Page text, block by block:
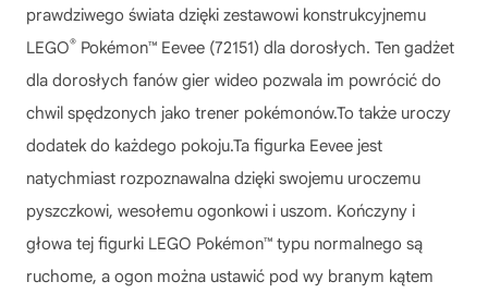
prawdziwego świata dzięki zestawowi konstrukcyjnemu
LEGO® Pokémon™ Eevee (72151) dla dorosłych. Ten gadżet
dla dorosłych fanów gier wideo pozwala im powrócić do
chwil spędzonych jako trener pokémonów.To także uroczy
dodatek do każdego pokoju.Ta figurka Eevee jest
natychmiast rozpoznawalna dzięki swojemu uroczemu
pyszczkowi, wesołemu ogonkowi i uszom. Kończyny i
głowa tej figurki LEGO Pokémon™ typu normalnego są
ruchome, a ogon można ustawić pod wy branym kątem